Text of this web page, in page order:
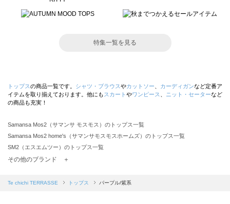
特集一覧を見る
トップスの商品一覧です。 シャツ・ブラウスやカットソー カーディガンなど定番ア
イテムを取り揃えております。他にも スカート やワンピース ニット・セーターなど
の商品も充実！
Samansa Mos2（サマンサ モスモス）のトップス一覧
Samansa Mos2 home's（サマンサモスモスホームズ）のトップス一覧
SM2（エスエムツー）のトップス一覧
TSUHARU by Samansa Mos2（ツハルバイサマンサモスモス）のトップス一覧
Samansa Mos2 blue（サマンサモスモス ブルー）のトップス一覧
その他のブランド ＋
Te chichi TERRASSE トップス パープル/紫系